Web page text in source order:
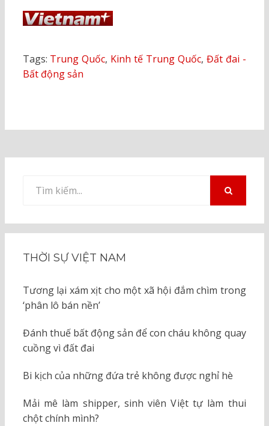
Tags: Trung Quốc, Kinh tế Trung Quốc, Đất đai -
Bất động sản
kiếm
THỜI SỰ VIỆT NAM
Tương lại xám xịt cho một xã hội đắm chìm trong
‘phân lô bán nền’
Đánh thuế bất động sản để con cháu không quay
cuồng vì đất đai
Bi kịch của những đứa trẻ không được nghỉ hè
Mải mê làm shipper, sinh viên Việt tự làm thui
chột chính mình?